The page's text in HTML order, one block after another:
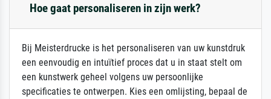
Hoe gaat personaliseren in zijn werk?
Bij Meisterdrucke is het personaliseren van uw kunstdruk
een eenvoudig en intuïtief proces dat u in staat stelt om
een kunstwerk geheel volgens uw persoonlijke
specificaties te ontwerpen. Kies een omlijsting, bepaal de